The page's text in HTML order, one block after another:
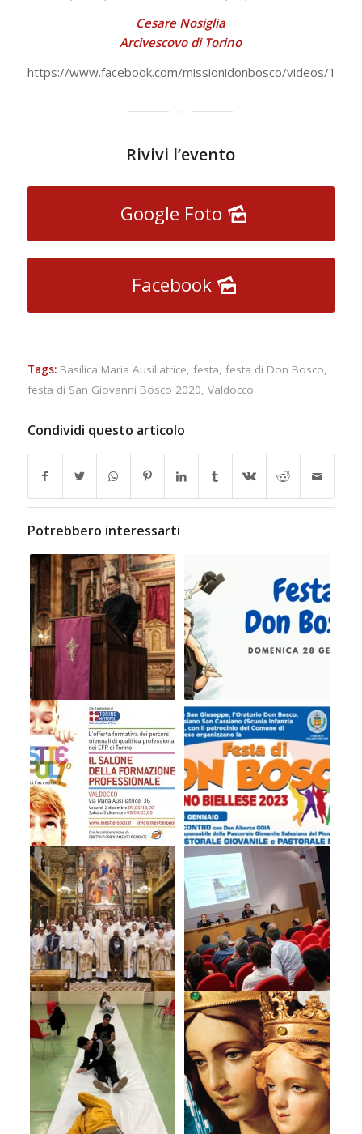
Cesare Nosiglia
Arcivescovo di Torino
https://www.facebook.com/missionidonbosco/videos/
Rivivi l’evento
Google Foto
Facebook
Tags: Basilica Maria Ausiliatrice, festa, festa di Don Bosco,
festa di San Giovanni Bosco 2020, Valdocco
Condividi questo articolo
Potrebbero interessarti